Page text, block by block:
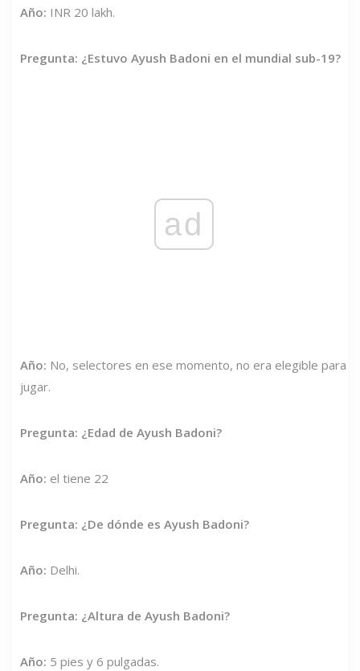
Año: INR 20 lakh.
Pregunta: ¿Estuvo Ayush Badoni en el mundial sub-19?
ad
Año: No, selectores en ese momento, no era elegible para
jugar.
Pregunta: ¿Edad de Ayush Badoni?
Año: el tiene 22
Pregunta: ¿De dónde es Ayush Badoni?
Año: Delhi.
Pregunta: ¿Altura de Ayush Badoni?
Año: 5 pies y 6 pulgadas.